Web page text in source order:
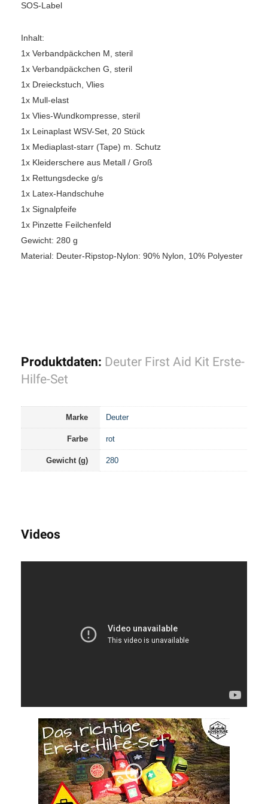
SOS-Label
Inhalt:
1x Verbandpäckchen M, steril
1x Verbandpäckchen G, steril
1x Dreieckstuch, Vlies
1x Mull-elast
1x Vlies-Wundkompresse, steril
1x Leinaplast WSV-Set, 20 Stück
1x Mediaplast-starr (Tape) m. Schutz
1x Kleiderschere aus Metall / Groß
1x Rettungsdecke g/s
1x Latex-Handschuhe
1x Signalpfeife
1x Pinzette Feilchenfeld
Gewicht: 280 g
Material: Deuter-Ripstop-Nylon: 90% Nylon, 10% Polyester
Produktdaten: Deuter First Aid Kit Erste-
Hilfe-Set
Marke Deuter
Farbe rot
Gewicht (g) 280
Videos